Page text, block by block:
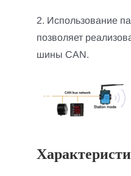
2. Использование
позволяет
шины CAN.